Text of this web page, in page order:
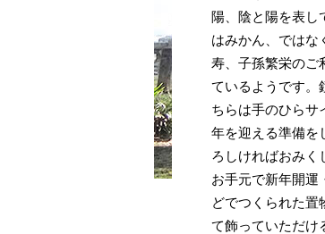
陽、陰と陽を表し
はみかん、ではな
寿、子孫繁栄のご
ているようです。
ちらは手のひらサ
年を迎える準備を
ろしければおみく
お手元で新年開運
どでつくられた置
て飾っていただ